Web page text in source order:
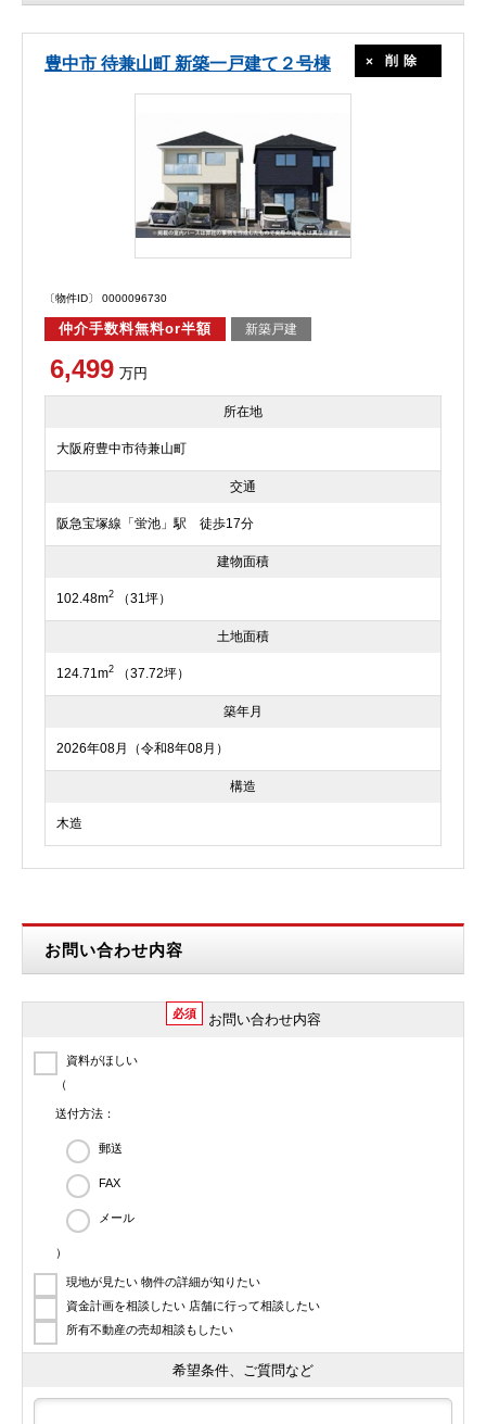
豊中市 待兼山町 新築一戸建て２号棟 削除
〔物件ID〕 0000096730
仲介手数料無料or半額 新築戸建
6,499 万円
所在地
大阪府豊中市待兼山町
交通
阪急宝塚線「蛍池」駅 徒歩17分
建物面積
102.48m2 （31坪）
土地面積
124.71m2 （37.72坪）
築年月
2026年08月（令和8年08月）
構造
木造
お問い合わせ内容
必須 お問い合わせ内容
資料がほしい
（
送付方法：
郵送
FAX
メール
）
現地が見たい 物件の詳細が知りたい
資金計画を相談したい 店舗に行って相談したい
所有不動産の売却相談もしたい
希望条件、ご質問など